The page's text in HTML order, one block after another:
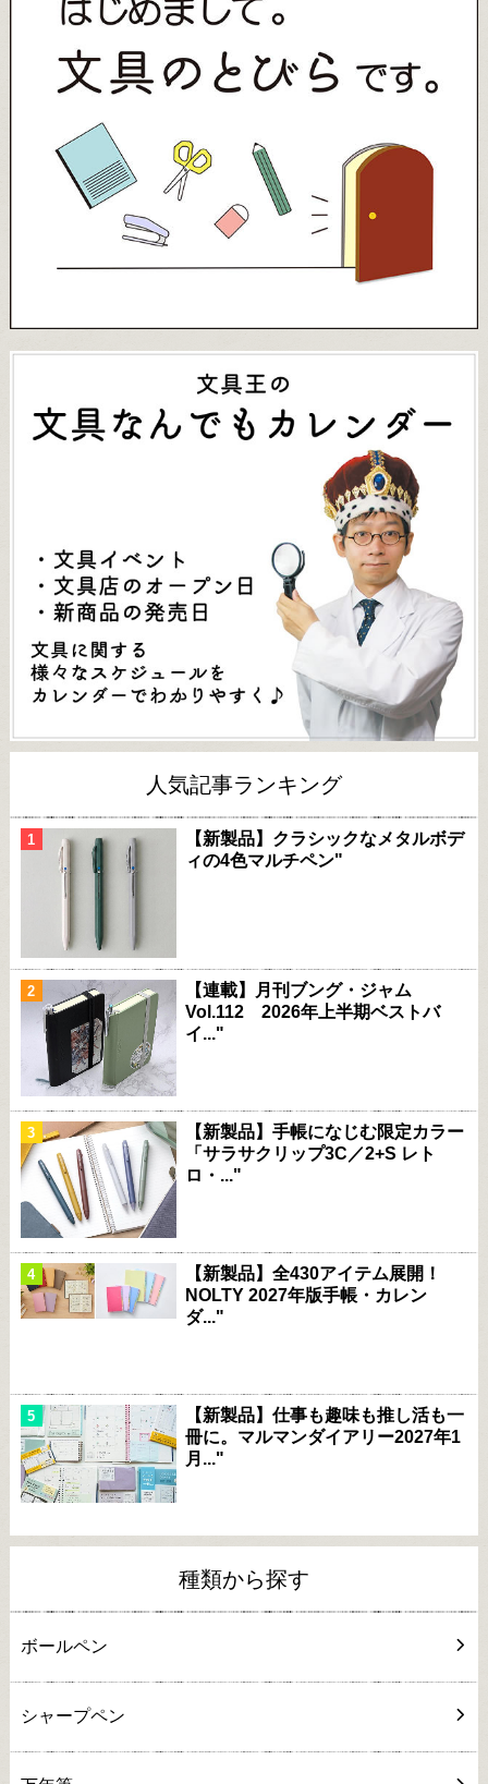
人気記事ランキング
【新製品】クラシックなメタルボデ
ィの4色マルチペン"
【連載】月刊ブング・ジャム
Vol.112 2026年上半期ベストバ
イ..."
【新製品】手帳になじむ限定カラー
「サラサクリップ3C／2+S レト
ロ・..."
【新製品】全430アイテム展開！
NOLTY 2027年版手帳・カレン
ダ..."
【新製品】仕事も趣味も推し活も一
冊に。マルマンダイアリー2027年1
月..."
種類から探す
ボールペン
シャープペン